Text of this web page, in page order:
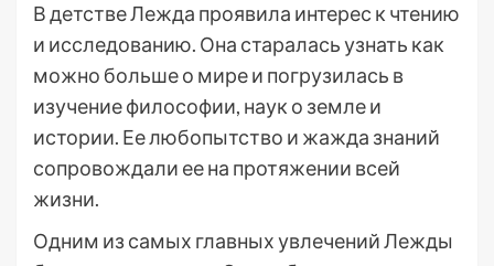
В детстве Лежда проявила интерес к чтению
и исследованию. Она старалась узнать как
можно больше о мире и погрузилась в
изучение философии, наук о земле и
истории. Ее любопытство и жажда знаний
сопровождали ее на протяжении всей
жизни.
Одним из самых главных увлечений Лежды